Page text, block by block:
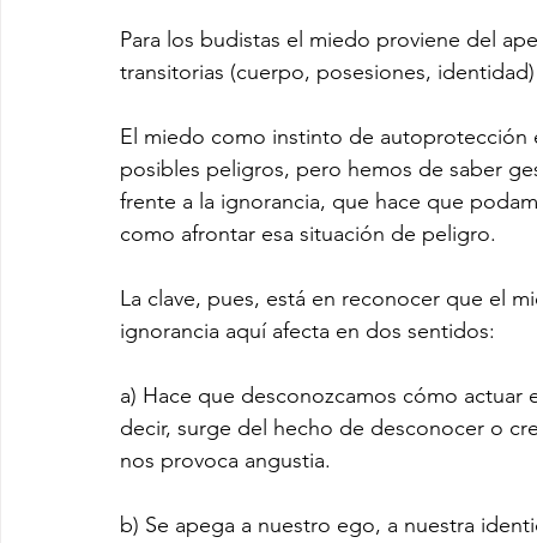
Para los budistas el miedo proviene del
transitorias (cuerpo, posesiones,
El miedo como instinto de
posibles peligros, pero hemos de saber
frente a la ignorancia, que hace que
como afrontar esa situación de peligro.
La clave, pues, está en reconocer que el
ignorancia aquí afecta en dos sentidos:
a) Hace que desconozcamos cómo
decir, surge del hecho de desconocer o
nos provoca angustia.
b) Se apega a nuestro ego, a nuestra